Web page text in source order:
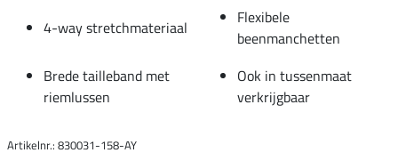
4-way stretchmateriaal
Flexibele
beenmanchetten
Brede tailleband met
riemlussen
Ook in tussenmaat
verkrijgbaar
Artikelnr.: 830031-158-AY